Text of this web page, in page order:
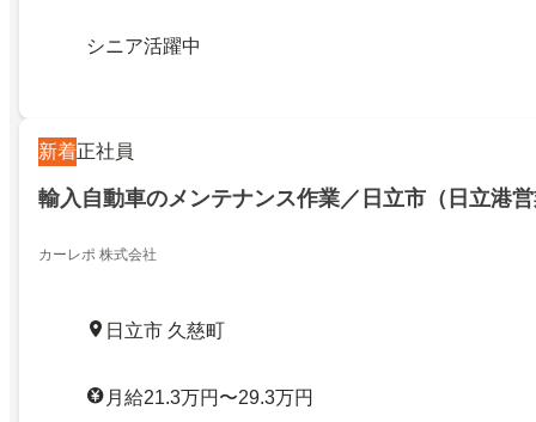
シニア活躍中
新着正社員
輸入自動車のメンテナンス作業／日立市（日立港
カーレポ 株式会社
日立市 久慈町
月給21.3万円〜29.3万円